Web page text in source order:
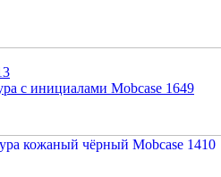
с инициалами Mobcase 1649